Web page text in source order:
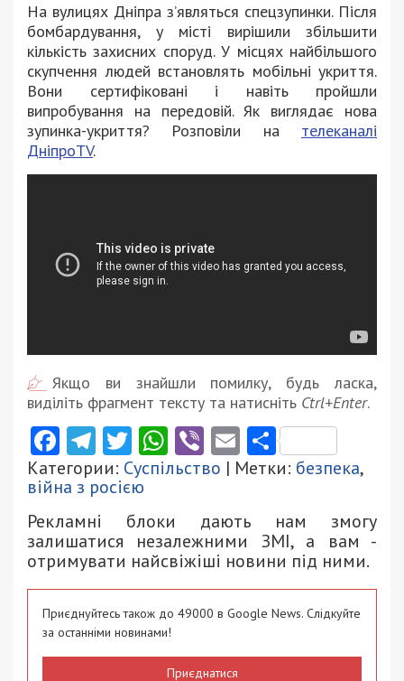
На вулицях Дніпра з’являться спецзупинки. Після
бомбардування, у місті вирішили збільшити
кількість захисних споруд. У місцях найбільшого
скупчення людей встановлять мобільні укриття.
Вони сертифіковані і навіть пройшли
випробування на передовій. Як виглядає нова
зупинка-укриття? Розповіли на телеканалі
ДніпроTV.
Якщо ви знайшли помилку, будь ласка,
виділіть фрагмент тексту та натисніть Ctrl+Enter.
Facebook
Telegram
Twitter
WhatsApp
ViberEmail
Категории: Суспільство | Метки: безпека,
війна з росією
Рекламні блоки дають нам змогу
залишатися незалежними ЗМІ, а вам -
отримувати найсвіжіші новини під ними.
Приєднуйтесь також до 49000 в Google News. Слідкуйте
за останніми новинами!
Приєднатися